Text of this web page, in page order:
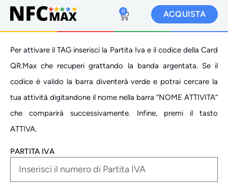
0 ACQUISTA
Per attivare il TAG inserisci la Partita Iva e il codice della Card
QR.Max che recuperi grattando la banda argentata. Se il
codice è valido la barra diventerà verde e potrai cercare la
tua attività digitandone il nome nella barra “NOME ATTIVITA”
che comparirà successivamente. Infine, premi il tasto
ATTIVA.
PARTITA IVA